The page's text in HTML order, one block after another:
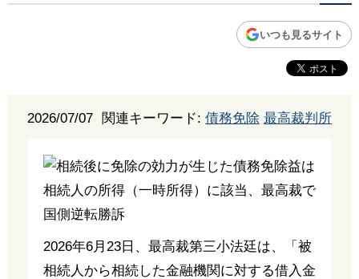
いつも見るサイト
2026/07/07 関連キーワード:債務免除 最高裁判所
2026年6月23日、最高裁第三小法廷は、「被
相続人から相続した金融機関に対する借入金